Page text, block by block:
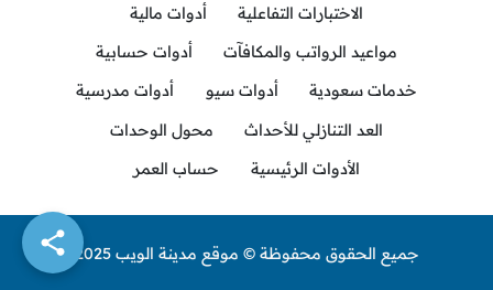
الاختبارات التفاعلية
أدوات مالية
مواعيد الرواتب والمكافآت
أدوات حسابية
خدمات سعودية
أدوات سيو
أدوات مدرسية
العد التنازلي للأحداث
محول الوحدات
الأدوات الرئيسية
حساب العمر
جميع الحقوق محفوظة © موقع مدينة الويب 2025